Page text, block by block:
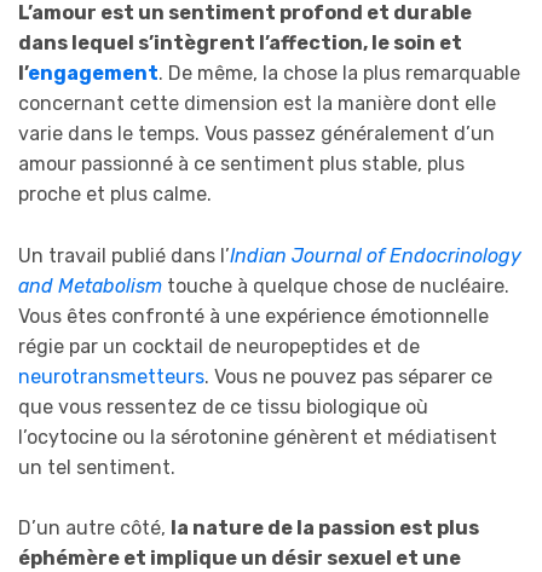
L’amour est un sentiment profond et durable
dans lequel s’intègrent l’affection, le soin et
l’engagement. De même, la chose la plus remarquable
concernant cette dimension est la manière dont elle
varie dans le temps. Vous passez généralement d’un
amour passionné à ce sentiment plus stable, plus
proche et plus calme.
Un travail publié dans l’Indian Journal of Endocrinology
and Metabolism touche à quelque chose de nucléaire.
Vous êtes confronté à une expérience émotionnelle
régie par un cocktail de neuropeptides et de
neurotransmetteurs. Vous ne pouvez pas séparer ce
que vous ressentez de ce tissu biologique où
l’ocytocine ou la sérotonine génèrent et médiatisent
un tel sentiment.
D’un autre côté, la nature de la passion est plus
éphémère et implique un désir sexuel et une